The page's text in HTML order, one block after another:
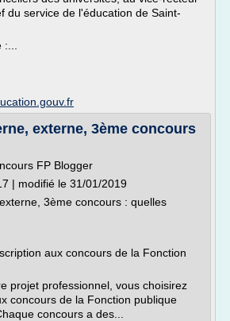
du service de l'éducation de Saint-
externe, 3ème concours
FP Blogger
| modifié le 31/01/2019
3ème concours : quelles
aux concours de la Fonction
projet professionnel, vous choisirez
concours de la Fonction publique
concours a des...